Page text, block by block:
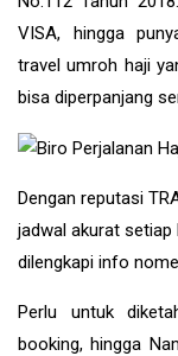
VISA, hingga
travel umroh haji
bisa diperpanjang
Dengan reputasi
jadwal akurat setiap
dilengkapi info
Perlu untuk
booking, hingga